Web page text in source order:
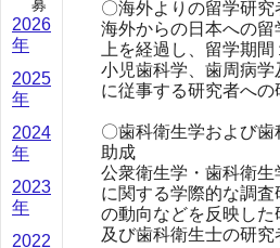
募
2026
年
2025
年
2024
年
2023
年
2022
〇海外よりの留学研究
海外からの日本への
上を経過し、留学期
小児歯科学、歯周病
に従事する研究者へ
〇歯科衛生学および
助成
公衆衛生学・歯科衛
に関する学際的な調
の動向などを反映し
及び歯科衛生士の研